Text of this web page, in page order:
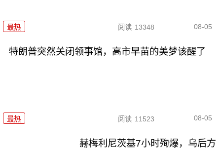
最热 阅读 13348 08-05
特朗普突然关闭领事馆，高市早苗的美梦该醒了
最热 阅读 11523 08-05
赫梅利尼茨基7小时殉爆，乌后方